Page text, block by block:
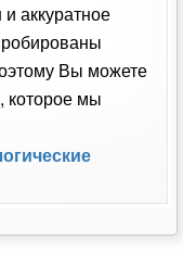
аккуратное
Вы можете
которое мы